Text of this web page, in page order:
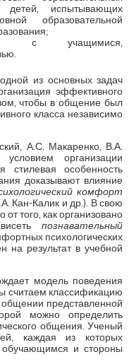
детей, испытывающих
образовательной
с учащимися,
из основных задач
эффективного
чтобы в общение был
класса независимо
А.С. Макаренко, В.А.
организации
стилевая особенность
доказывают влияние
комфорт
Кан-Калик и др.). В свою
того, как организовано
познавательный
психологических
на результат в учебной
модель поведения
считаем классификацию
представленной
можно определить
общения. Ученый
каждая из которых
обучающимся и стороны